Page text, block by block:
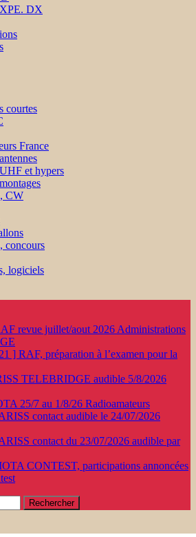
DX
courtes
France
et hypers
CW
concours
logiciels
revue juillet/aout 2026 Administrations
] RAF, préparation à l’examen pour la
TELEBRIDGE audible 5/8/2026
25/7 au 1/8/26 Radioamateurs
contact audible le 24/07/2026
contact du 23/07/2026 audible par
CONTEST, participations annoncées